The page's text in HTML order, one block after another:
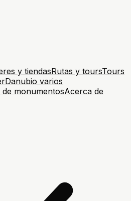
y tiendasRutas y toursTours
Danubio varios
de monumentosAcerca de